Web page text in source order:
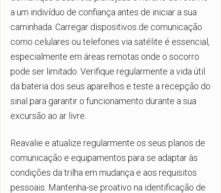
a um indivíduo de confiança antes de iniciar a sua
caminhada. Carregar dispositivos de comunicação
como celulares ou telefones via satélite é essencial,
especialmente em áreas remotas onde o socorro
pode ser limitado. Verifique regularmente a vida útil
da bateria dos seus aparelhos e teste a recepção do
sinal para garantir o funcionamento durante a sua
excursão ao ar livre.
Reavalie e atualize regularmente os seus planos de
comunicação e equipamentos para se adaptar às
condições da trilha em mudança e aos requisitos
pessoais. Mantenha-se proativo na identificação de